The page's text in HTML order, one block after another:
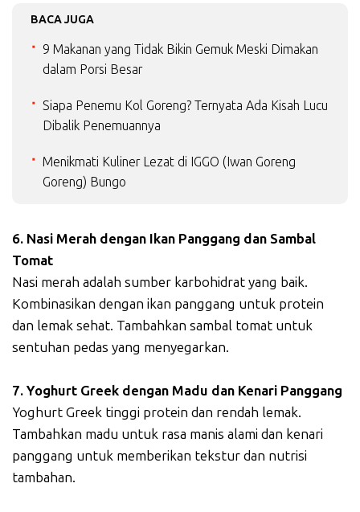
BACA JUGA
9 Makanan yang Tidak Bikin Gemuk Meski Dimakan
dalam Porsi Besar
Siapa Penemu Kol Goreng? Ternyata Ada Kisah Lucu
Dibalik Penemuannya
Menikmati Kuliner Lezat di IGGO (Iwan Goreng
Goreng) Bungo
6. Nasi Merah dengan Ikan Panggang dan Sambal
Tomat
Nasi merah adalah sumber karbohidrat yang baik.
Kombinasikan dengan ikan panggang untuk protein
dan lemak sehat. Tambahkan sambal tomat untuk
sentuhan pedas yang menyegarkan.
7. Yoghurt Greek dengan Madu dan Kenari Panggang
Yoghurt Greek tinggi protein dan rendah lemak.
Tambahkan madu untuk rasa manis alami dan kenari
panggang untuk memberikan tekstur dan nutrisi
tambahan.